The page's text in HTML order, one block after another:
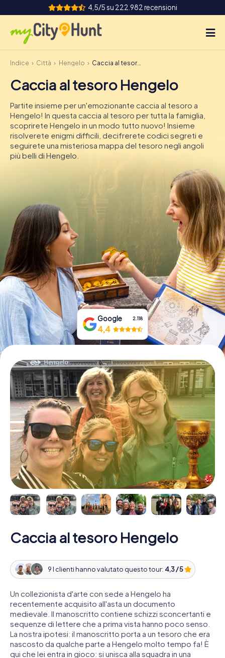
4,5/5 su 222.982 recensioni
Come funziona
Città
Tour
Team Building
Biglietti
DE
IE
IT
Prenota Biglietti
Acquista i Voucher
Indice Città Hengelo Caccia al tesoro Hengelo
Caccia al tesoro Hengelo
Partite insieme per un'emozionante caccia al tesoro a
Hengelo! In questa caccia al tesoro per tutta la famiglia,
scoprirete Hengelo in un modo tutto nuovo! Insieme
risolverete enigmi difficili, decifrerete codici segreti e
seguirete una misteriosa mappa del tesoro negli angoli
più belli di Hengelo.
Google 2.118
4,4
Caccia al tesoro Hengelo
9 I clienti hanno valutato questo tour: 4,3 / 5
Un collezionista d'arte con sede a Hengelo ha
recentemente acquisito all'asta un documento
medievale. Il manoscritto contiene schizzi sconcertanti e
sequenze di lettere che a prima vista hanno poco senso.
La nostra ipotesi: il manoscritto porta a un tesoro che era
nascosto da qualche parte a Hengelo molto tempo fa! È
qui che lei entra in gioco: si unisca alla squadra in una